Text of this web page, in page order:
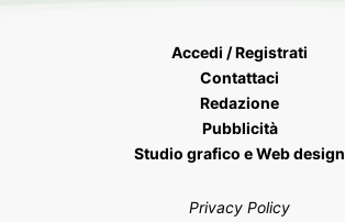
Accedi / Registrati
Contattaci
Redazione
Pubblicità
Studio grafico e Web design
Privacy Policy